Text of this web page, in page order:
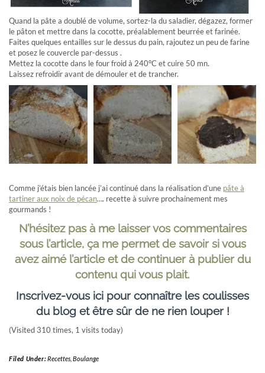
Quand la pâte a doublé de volume, sortez-la du saladier, dégazez, former
le pâton et mettre dans la cocotte, préalablement beurrée et farinée.
Faites quelques entailles sur le dessus du pain, rajoutez un peu de farine
et posez le couvercle par-dessus .
Mettez la cocotte dans le four froid à 240°C et cuire 50 mn.
Laissez refroidir avant de démouler et de trancher.
Comme j’étais bien lancée j’ai continué dans la réalisation d’une pâte à
tartiner aux noix de pécan…. recette à suivre prochainement mes
gourmands !
N’hésitez pas à me laisser vos commentaires
sous l’article, ça me permet de savoir si vous
avez aimé l’article et de continuer à publier du
contenu qui vous plait.
Inscrivez-vous ici pour connaître les coulisses
du blog et être sûr de ne rien louper !
(Visited 310 times, 1 visits today)
Filed Under:Recettes, Boulange